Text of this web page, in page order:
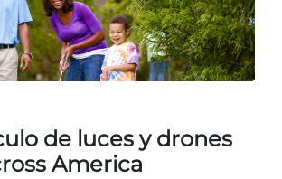
de luces y drones
America